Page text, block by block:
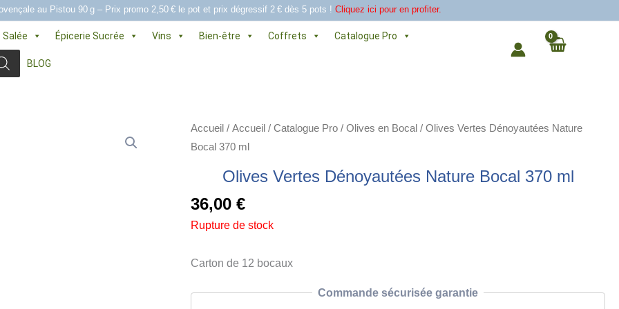
au Pistou 90 g – Prix promo 2,50 € le pot et prix dégressif 2 € dès 5 pots ! Cliquez ici pour en profiter.
Salée Épicerie Sucrée Vins Bien-être Coffrets
Catalogue Pro
BLOG
Accueil /Accueil /Catalogue Pro /Olives en Bocal / Olives Vertes Dénoyautées Nature
Bocal 370 ml
Olives Vertes Dénoyautées Nature Bocal 370 ml
36,00€
Rupture de stock
Carton de 12 bocaux
Commande sécurisée garantie